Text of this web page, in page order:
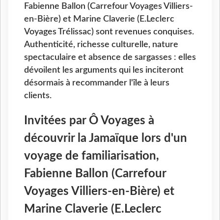
Fabienne Ballon (Carrefour Voyages Villiers-
en-Bière) et Marine Claverie (E.Leclerc
Voyages Trélissac) sont revenues conquises.
Authenticité, richesse culturelle, nature
spectaculaire et absence de sargasses : elles
dévoilent les arguments qui les inciteront
désormais à recommander l'île à leurs
clients.
Invitées par Ô Voyages à
découvrir la Jamaïque lors d'un
voyage de familiarisation,
Fabienne Ballon (Carrefour
Voyages Villiers-en-Bière) et
Marine Claverie (E.Leclerc